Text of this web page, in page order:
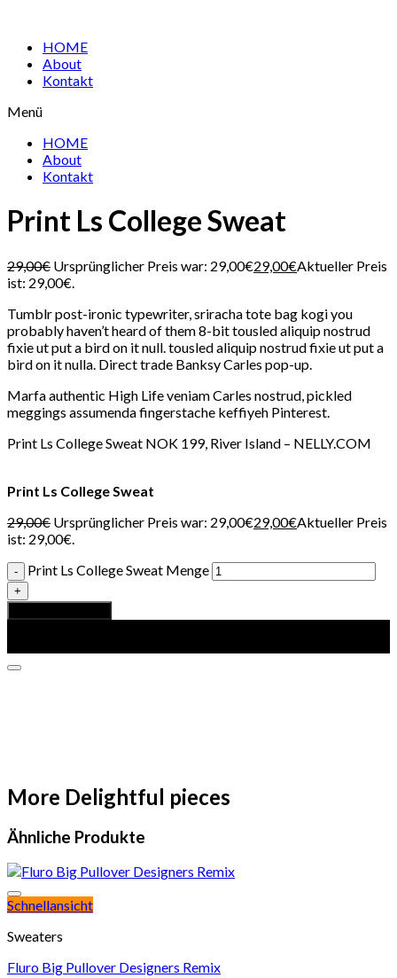
HOME
About
Kontakt
Menü
HOME
About
Kontakt
Print Ls College Sweat
29,00€ Ursprünglicher Preis war: 29,00€29,00€Aktueller Preis
ist: 29,00€.
Tumblr post-ironic typewriter, sriracha tote bag kogi you
probably haven’t heard of them 8-bit tousled aliquip nostrud
fixie ut put a bird on it null. tousled aliquip nostrud fixie ut put a
bird on it nulla. Direct trade Banksy Carles pop-up.
Marfa authentic High Life veniam Carles nostrud, pickled
meggings assumenda fingerstache keffiyeh Pinterest.
Print Ls College Sweat NOK 199, River Island – NELLY.COM
Print Ls College Sweat
29,00€ Ursprünglicher Preis war: 29,00€29,00€Aktueller Preis
ist: 29,00€.
Print Ls College Sweat Menge
More Delightful pieces
Ähnliche Produkte
Schnellansicht
Sweaters
Fluro Big Pullover Designers Remix